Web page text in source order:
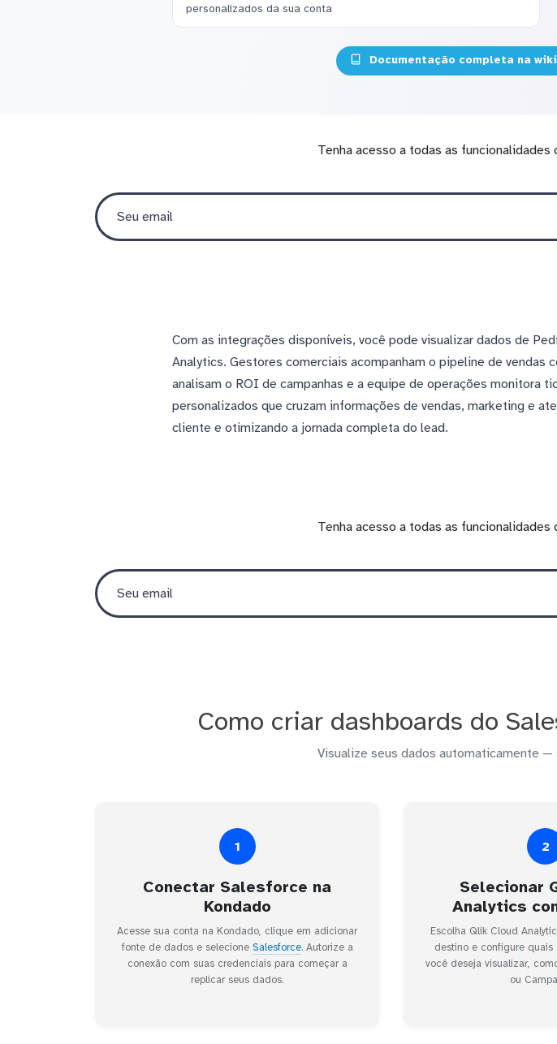
personalizados da sua conta
Documentação completa na
Tenha acesso a todas as
Com as integrações disponíveis, você pode visualizar dados de
Analytics. Gestores comerciais acompanham o pipeline de
analisam o ROI de campanhas e a equipe de operações monitora
personalizados que cruzam informações de vendas, marketing e
cliente e otimizando a jornada completa do lead.
Tenha acesso a todas as
Como criar dashboards do
Visualize seus dados automaticamente
1
Conectar Salesforce na
Kondado
Acesse sua conta na Kondado, clique em adicionar
fonte de dados e selecione Salesforce. Autorize a
conexão com suas credenciais para começar a
replicar seus dados.
2
Selecionar
Analytics
Escolha Qlik Cloud
destino e configure quais
você deseja visualizar,
ou